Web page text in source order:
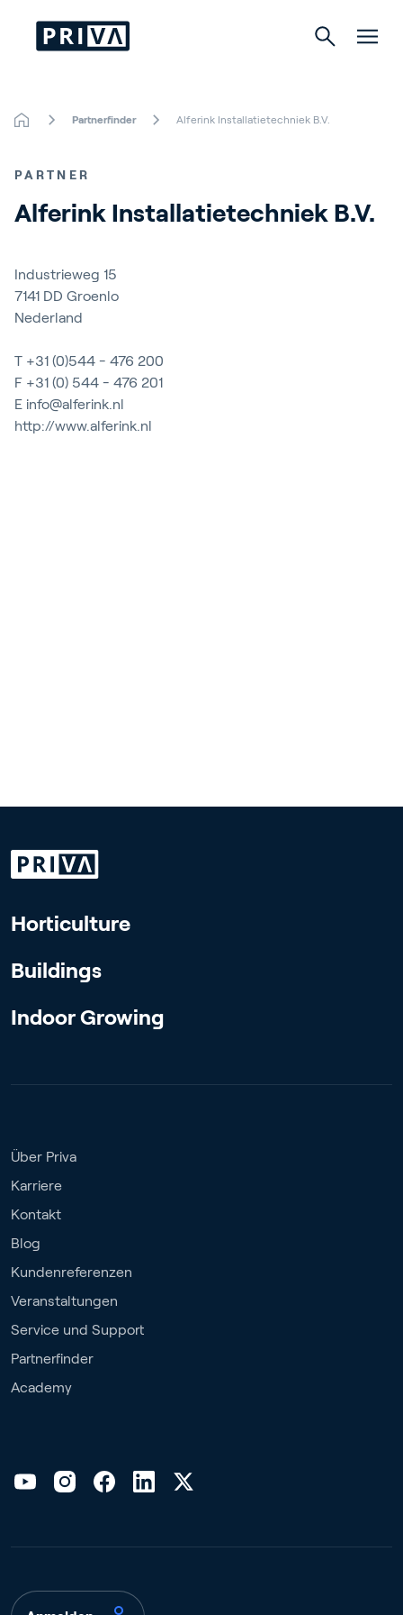
Indoor Growing
Karriere
Kontact
Blog
Partnerfinder Alferink Installatietechniek B.V.
PARTNER
Alferink Installatietechniek B.V.
Industrieweg 15
7141 DD Groenlo
Nederland
T +31 (0)544 - 476 200
F +31 (0) 544 - 476 201
E info@alferink.nl
http://www.alferink.nl
Horticulture
Buildings
Indoor Growing
Über Priva
Karriere
Kontakt
Blog
Kundenreferenzen
Veranstaltungen
Service und Support
Partnerfinder
Academy